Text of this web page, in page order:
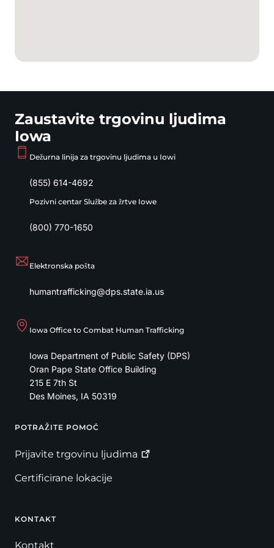
Zaustavite trgovinu ljudima
Iowa
Dežurna linija za trgovinu ljudima u Iowi
(855) 614-4692
Pozivni centar Službe za žrtve Iowe
(800) 770-1650
Elektronska pošta
humantrafficking@dps.state.ia.us
Iowa Office to Combat Human Trafficking
Iowa Department of Public Safety (DPS)
Oran Pape State Office Building
215 E 7th St
Des Moines, IA 50319
Footer
POTRAŽITE POMOĆ
Prijavite trgovinu ljudima
Certificirane lokacije
KONTAKT
Kontakt